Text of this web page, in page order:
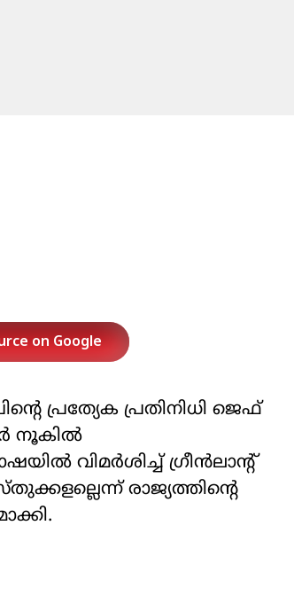
on Google
പ്രത്യേക പ്രതിനിധി ജെഫ്
നൂകില്‍
വിമര്‍ശിച്ച് ഗ്രീന്‍ലാന്റ്
രാജ്യത്തിന്റെ